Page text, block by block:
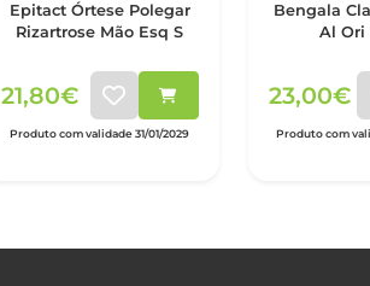
Epitact Órtese Polegar
Rizartrose Mão Esq S
21,80€
Produto com validade 31/01/2029
Bengala
Al Ori
23,00€
Produto com